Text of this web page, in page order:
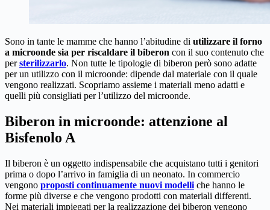
Sono in tante le mamme che hanno l’abitudine di utilizzare il forno
a microonde sia per riscaldare il biberon con il suo contenuto che
persterilizzarlo. Non tutte le tipologie di biberon però sono adatte
per un utilizzo con il microonde: dipende dal materiale con il quale
vengono realizzati. Scopriamo assieme i materiali meno adatti e
quelli più consigliati per l’utilizzo del microonde.
Biberon in microonde: attenzione al
Bisfenolo A
Il biberon è un oggetto indispensabile che acquistano tutti i genitori
prima o dopo l’arrivo in famiglia di un neonato. In commercio
vengono proposti continuamente nuovi modelli che hanno le
forme più diverse e che vengono prodotti con materiali differenti.
Nei materiali impiegati per la realizzazione dei biberon vengono